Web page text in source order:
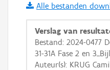
i
+ −
Alle bestanden
Verslag van
Bestand: 2024-0477
31-31A Fase 2 en
Auteur(s): KRUG